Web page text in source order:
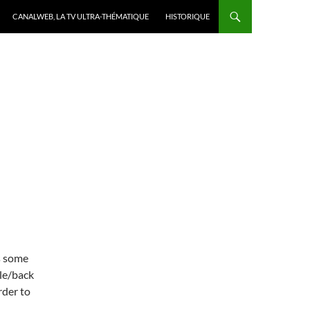
CANALWEB, LA TV ULTRA-THÉMATIQUE HISTORIQUE
back
to